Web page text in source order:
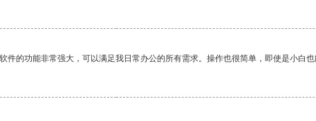
的功能非常强大，可以满足我日常办公的所有需求。操作也很简单，即使是小白也